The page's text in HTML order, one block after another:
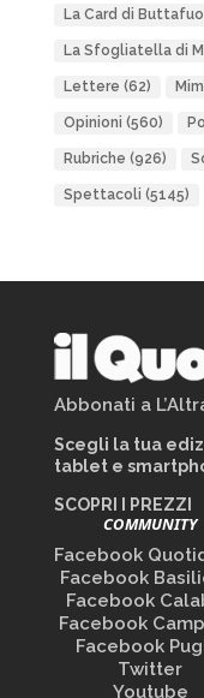
La Card di
La Sfogliatella di
Lettere (62)
Opinioni (560)
Rubriche (926)
Spettacoli (5145)
Abbonati a
Scegli la tua
tablet e
SCOPRI I PREZZI
COMMUNITY
Facebook
Facebook
Facebook
Facebook
Facebook
Twitter
Youtube